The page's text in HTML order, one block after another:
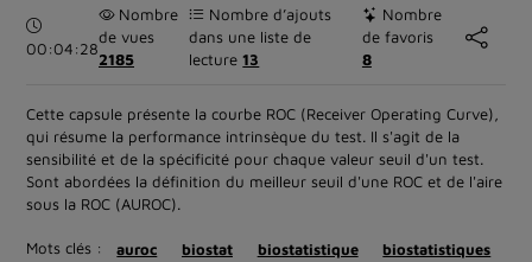
Durée :
00:04:28
Nombre
de vues
2185
Nombre d’ajouts
dans une liste de
lecture13
Nombre
de favoris
8
Cette capsule présente la courbe ROC (Receiver Operating Curve),
qui résume la performance intrinsèque du test. Il s'agit de la
sensibilité et de la spécificité pour chaque valeur seuil d'un test.
Sont abordées la définition du meilleur seuil d'une ROC et de l'aire
sous la ROC (AUROC).
Mots clés : auroc biostat biostatistique
biostatistiques